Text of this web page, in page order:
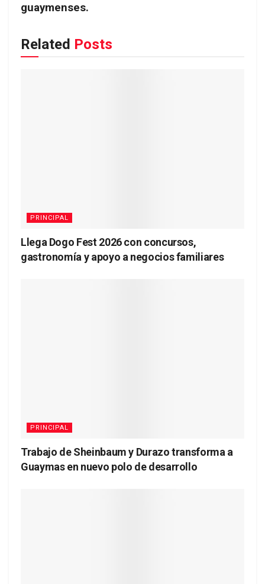
guaymenses.
Related Posts
PRINCIPAL
Llega Dogo Fest 2026 con concursos,
gastronomía y apoyo a negocios familiares
PRINCIPAL
Trabajo de Sheinbaum y Durazo transforma a
Guaymas en nuevo polo de desarrollo